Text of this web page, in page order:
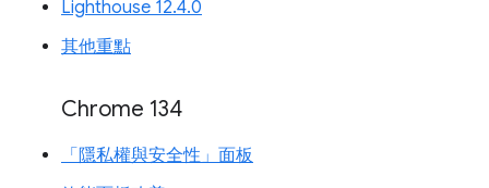
Lighthouse 12.4.0
其他重點
Chrome 134
「隱私權與安全性」面板